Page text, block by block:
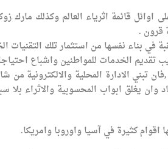
قائمة اثرياء العالم وكذلك مارك
قرون .
في بناء نفسها من استثمار تلك التقنيات
تقديم الخدمات للمواطنين واشباع
تبني الادارة المحلية والالكترونية من
يغلق ابواب المحسوبية والاثراء بلا
اقوام كثيرة في آسيا واوروبا وامريكا.